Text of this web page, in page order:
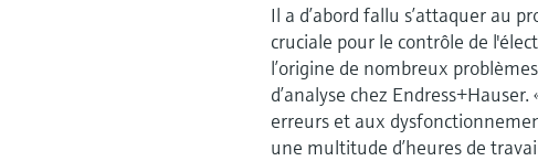
Il a d’abord fallu s’attaquer au
cruciale pour le contrôle de
l’origine de nombreux
d’analyse chez
erreurs et aux
une multitude d’heures de